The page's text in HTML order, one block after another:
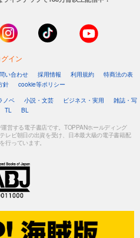
グイン
い合わせ 採用情報 利用規約
特商法の表
針
cookie等ポリシー
ノベ 小説・文芸 ビジネス・実用
雑誌・写
TL BL
営する電子書店です。TOPPANホールディング
レビ朝日の出資を受け、日本最大級の電子書籍配
行っています。